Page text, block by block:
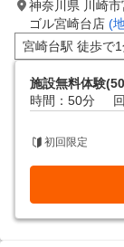
神奈川県 川崎
ゴル宮崎台店 (
宮崎台駅 徒歩で
施設無料体験
時間：50分
初回限定